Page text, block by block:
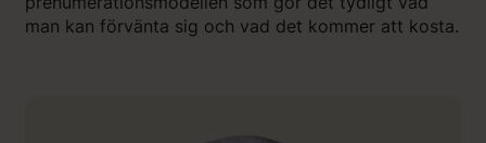
man kan förvänta sig och vad det kommer att kosta.